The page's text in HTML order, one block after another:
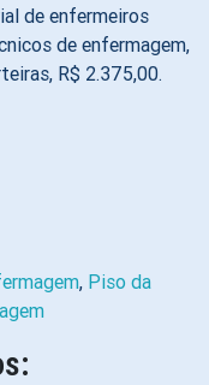
de enfermeiros
de enfermagem,
R$ 2.375,00.
, Piso da